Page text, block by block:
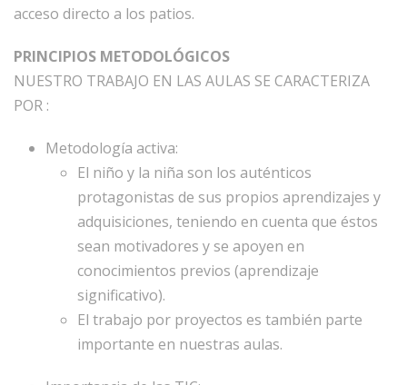
acceso directo a los patios.
PRINCIPIOS METODOLÓGICOS
NUESTRO TRABAJO EN LAS AULAS SE CARACTERIZA
POR :
Metodología activa:
El niño y la niña son los auténticos
protagonistas de sus propios aprendizajes y
adquisiciones, teniendo en cuenta que éstos
sean motivadores y se apoyen en
conocimientos previos (aprendizaje
significativo).
El trabajo por proyectos es también parte
importante en nuestras aulas.